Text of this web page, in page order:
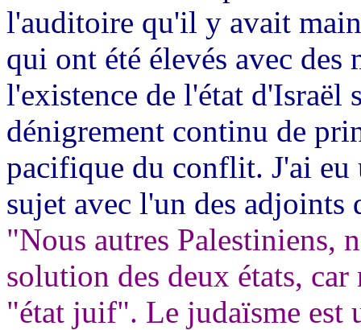
l'auditoire qu'il y avait
qui ont été élevés avec des
l'existence de l'état d'Israël
dénigrement continu de
pacifique du conflit. J'ai eu
sujet avec l'un des
"Nous autres Palestiniens,
solution des deux états,
"état juif". Le judaïsme est